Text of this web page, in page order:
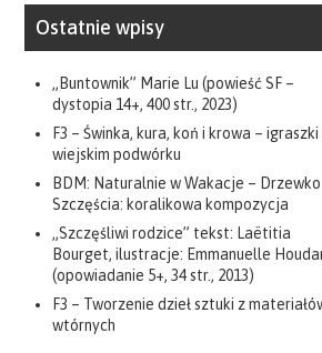
Ostatnie wpisy
„Buntownik” Marie Lu (powieść SF –
dystopia 14+, 400 str., 2023)
F3 – Świnka, kura, koń i krowa – igraszki
wiejskim podwórku
BDM: Naturalnie w Wakacje – Drzewko
Szczęścia: koralikowa kompozycja
„Szczęśliwi rodzice” tekst: Laëtitia
Bourget, ilustracje: Emmanuelle
(opowiadanie 5+, 34 str., 2013)
F3 – Tworzenie dzieł sztuki z
wtórnych